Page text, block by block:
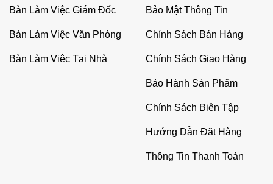
Bàn Làm Việc Giám Đốc
Bàn Làm Việc Văn Phòng
Bàn Làm Việc Tại Nhà
Bảo Mật Thông Tin
Chính Sách Bán Hàng
Chính Sách Giao Hàng
Bảo Hành Sản Phẩm
Chính Sách Biên Tập
Hướng Dẫn Đặt Hàng
Thông Tin Thanh Toán